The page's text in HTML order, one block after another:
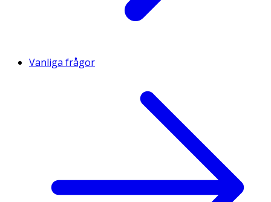
Vanliga frågor